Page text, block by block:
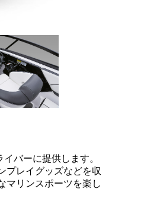
バーに提供します。
プレイグッズなどを収
マリンスポーツを楽し